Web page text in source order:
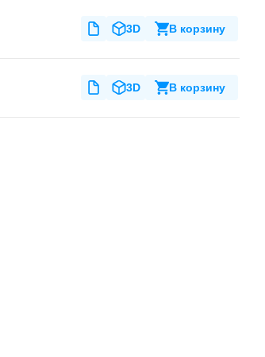
3D В корзину
3D В корзину